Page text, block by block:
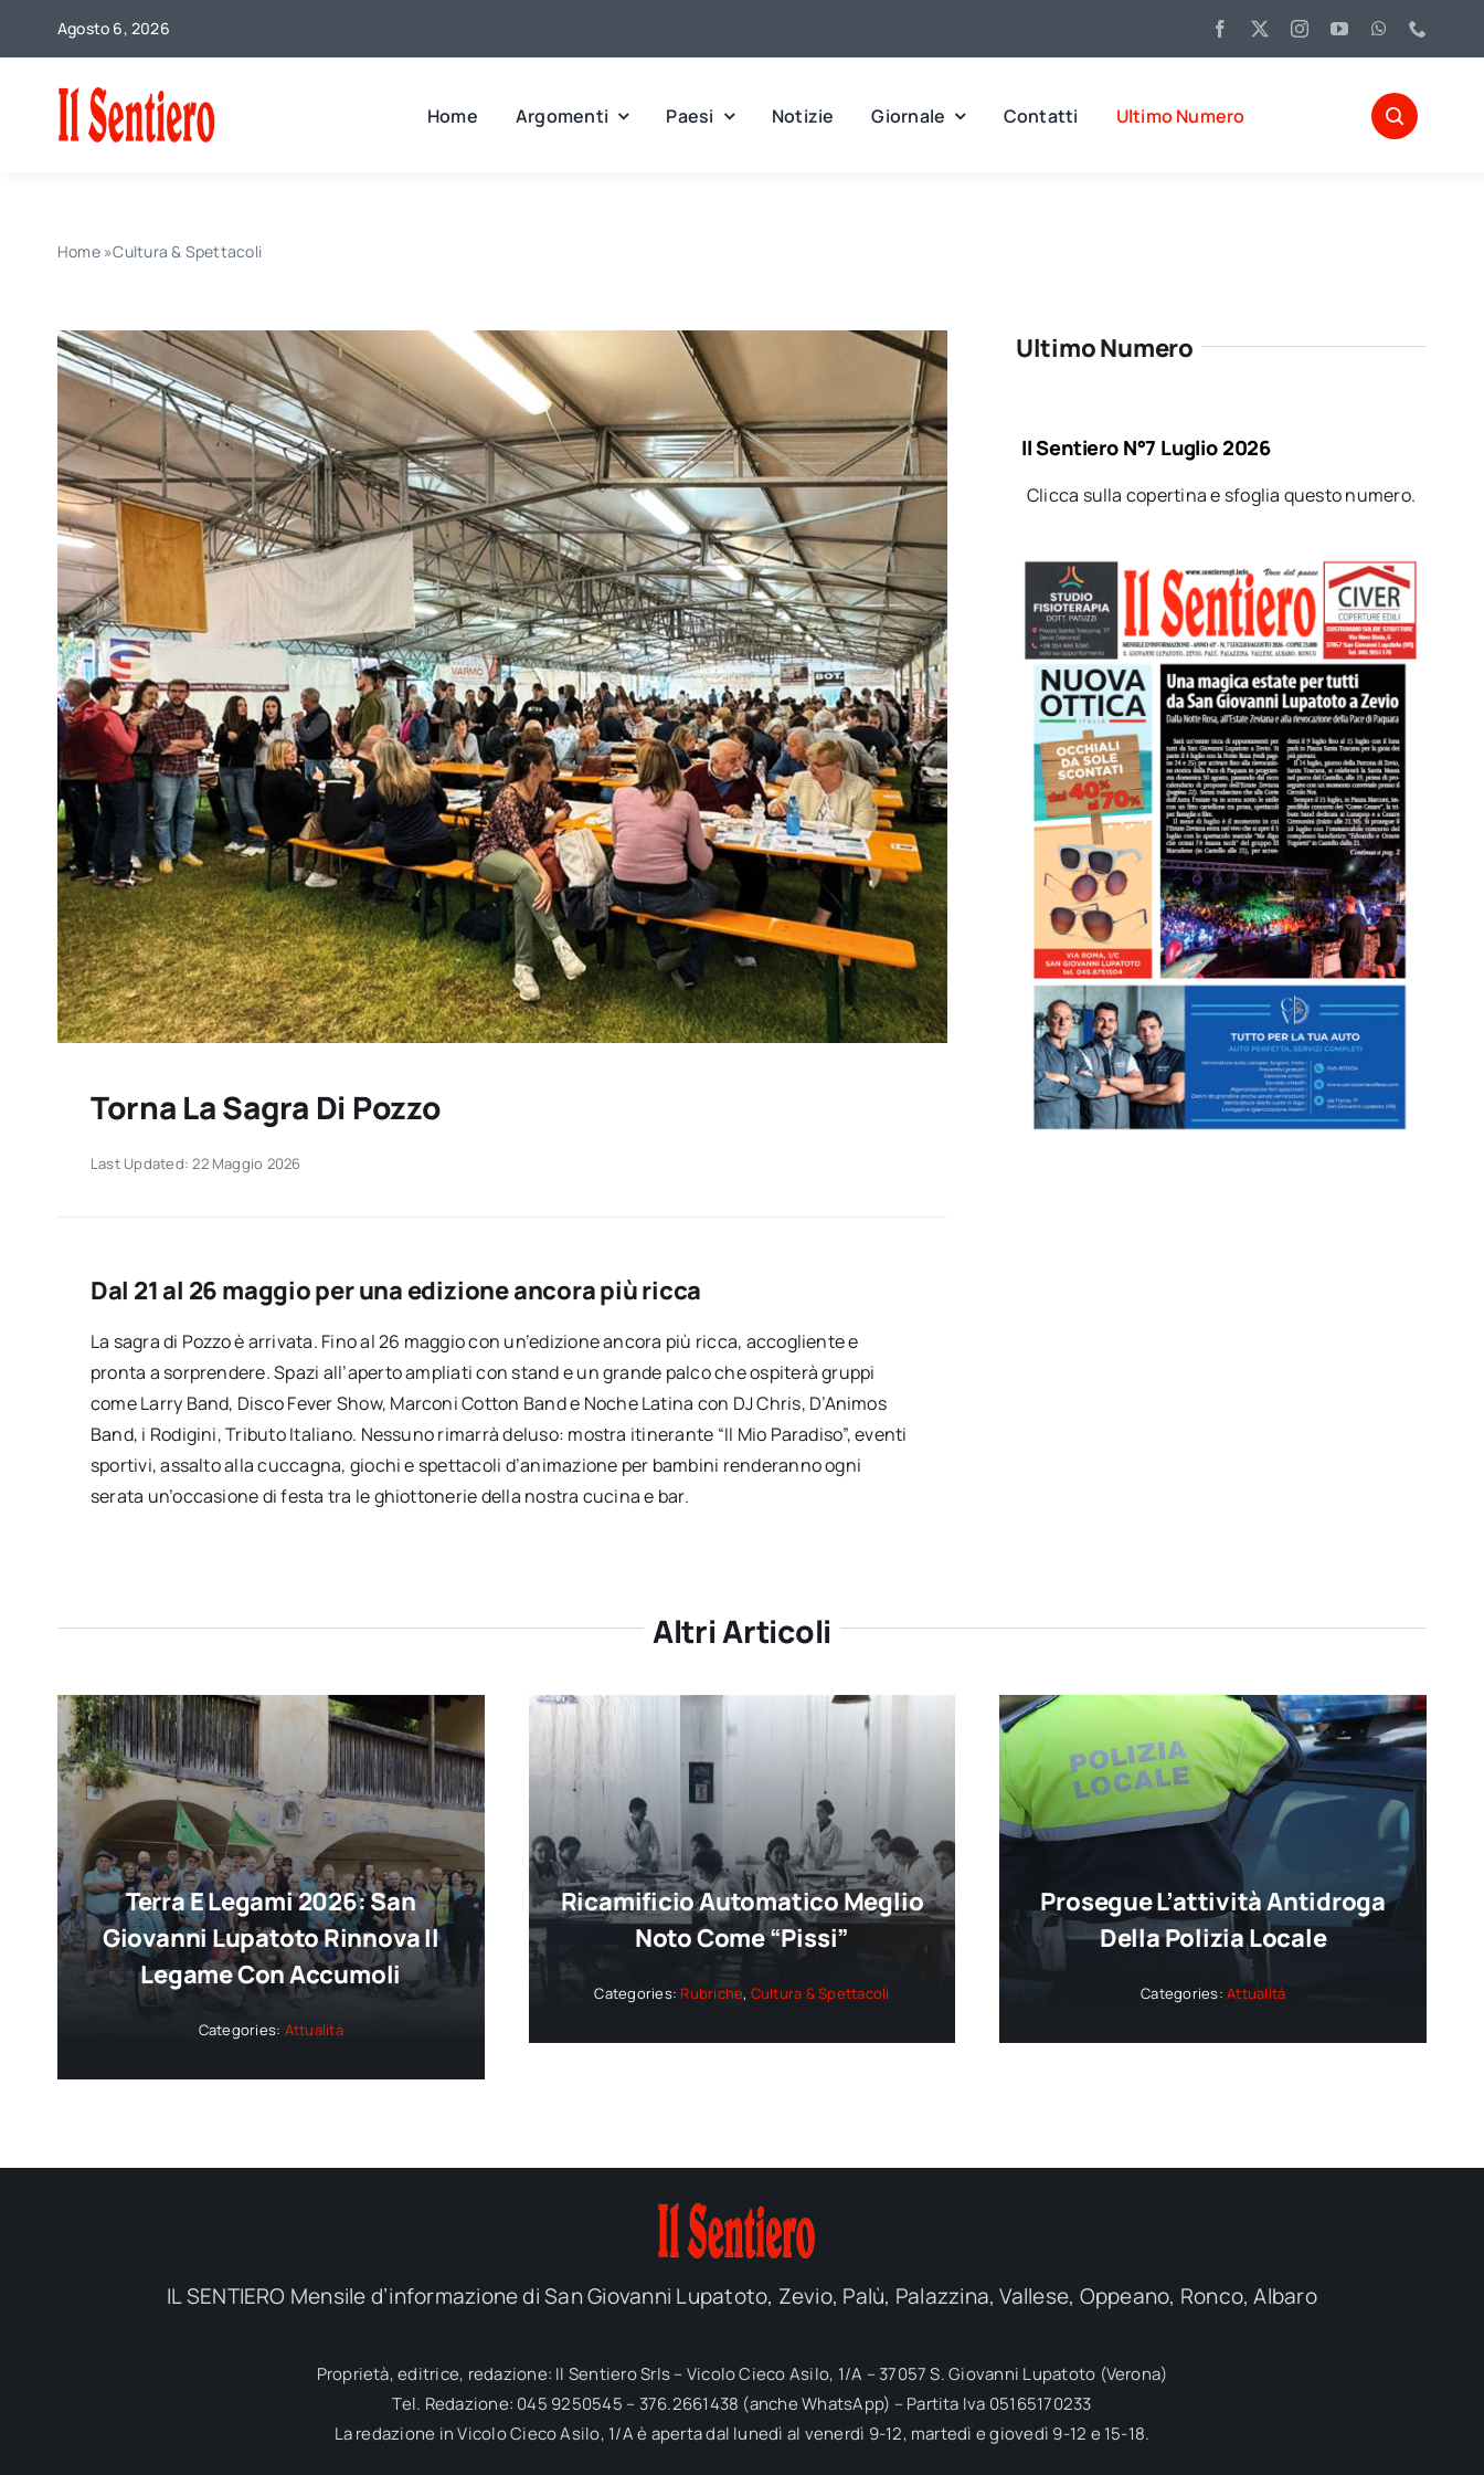
Agosto 6, 2026
Home Argomenti Paesi Notizie Giornale Contatti Ultimo Numero
Home»Cultura & Spettacoli
Torna La Sagra Di Pozzo
Last Updated: 22 Maggio 2026
Dal 21 al 26 maggio per una edizione ancora più ricca
La sagra di Pozzo è arrivata. Fino al 26 maggio con un’edizione ancora più ricca, accogliente e
pronta a sorprendere. Spazi all’aperto ampliati con stand e un grande palco che ospiterà gruppi
come Larry Band, Disco Fever Show, Marconi Cotton Band e Noche Latina con DJ Chris, D’Animos
Band, i Rodigini, Tributo Italiano. Nessuno rimarrà deluso: mostra itinerante “Il Mio Paradiso”, eventi
sportivi, assalto alla cuccagna, giochi e spettacoli d’animazione per bambini renderanno ogni
serata un’occasione di festa tra le ghiottonerie della nostra cucina e bar.
Ultimo Numero
Il Sentiero N°7 Luglio 2026
Clicca sulla copertina e sfoglia questo numero.
Altri Articoli
Terra E Legami 2026: San
Giovanni Lupatoto Rinnova Il
Legame Con Accumoli
Categories: Attualità
Ricamificio Automatico Meglio
Noto Come “Pissi”
Categories: Rubriche, Cultura & Spettacoli
Prosegue L’attività Antidroga
Della Polizia Locale
Categories:Attualità
IL SENTIERO Mensile d’informazione di San Giovanni Lupatoto, Zevio, Palù, Palazzina, Vallese, Oppeano, Ronco, Albaro
Proprietà, editrice, redazione: Il Sentiero Srls – Vicolo Cieco Asilo, 1/A – 37057 S. Giovanni Lupatoto (Verona)
Tel. Redazione: 045 9250545 – 376.2661438 (anche WhatsApp) – Partita Iva 05165170233
La redazione in Vicolo Cieco Asilo, 1/A è aperta dal lunedì al venerdì 9-12, martedì e giovedì 9-12 e 15-18.